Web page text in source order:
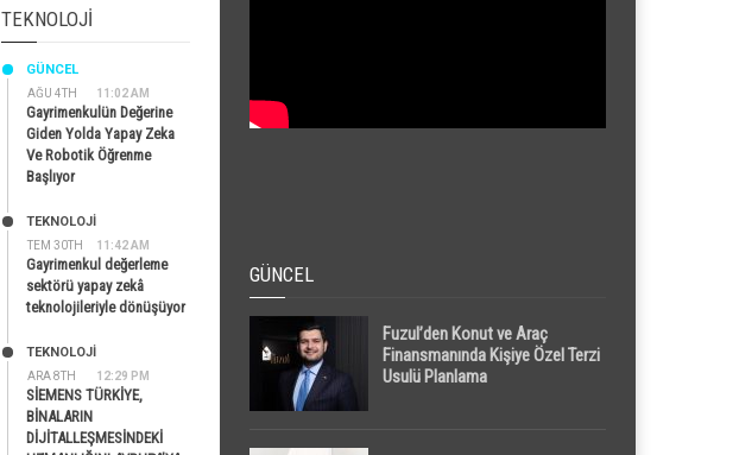
TEKNOLOJI
AĞU 4TH 11:02 AM
GÜNCEL
Gayrimenkulün Değerine
Giden Yolda Yapay Zeka
Ve Robotik Öğrenme
Başlıyor
TEM 30TH 11:42 AM
TEKNOLOJİ
Gayrimenkul değerleme
sektörü yapay zekâ
teknolojileriyle dönüşüyor
ARA 8TH 12:29 PM
TEKNOLOJİ
SİEMENS TÜRKİYE,
BİNALARIN
DİJİTALLEŞMESİNDEKİ
GÜNCEL
Fuzul’den Konut ve Araç
Finansmanında Kişiye Özel Terzi
Usulü Planlama